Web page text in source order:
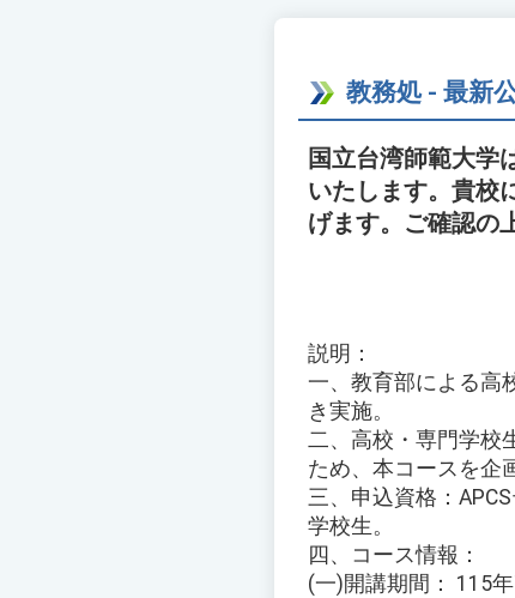
教務処 - 最新
国立台湾師範大学
いたします。貴校
げます。ご確認の
説明：
一、教育部による高
き実施。
二、高校・専門学校
ため、本コースを企
三、申込資格：
学校生。
四、コース情報：
(一)開講期間： 115